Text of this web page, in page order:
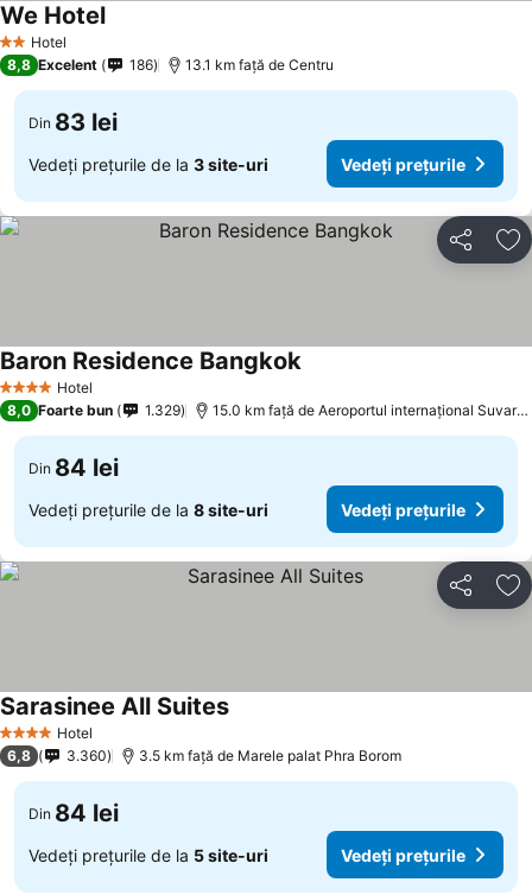
2 SteleHotel
We Hotel
8,8 Excelent 186 13.1 km faţă de Centru
Din 83 lei
Vedeți prețurile de la 3 site-uri Vedeți prețurile
Distribuiți
4 Stele Hotel
Baron Residence Bangkok
8,0 Foarte bun 1.329 15.0 km faţă de Aeroportul internațional Suvarnabhumi
Din 84 lei
Vedeți prețurile de la 8 site-uri Vedeți prețurile
Distribuiți
4 Stele Hotel
Sarasinee All Suites
6,8 3.360 3.5 km faţă de Marele palat Phra Borom
Din 84 lei
Vedeți prețurile de la 5 site-uri Vedeți prețurile